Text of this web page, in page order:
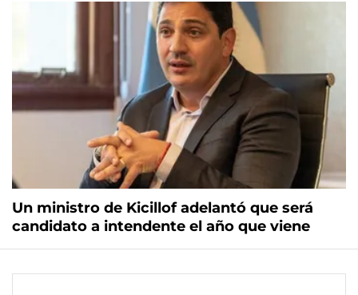
Un ministro de Kicillof adelantó que será
candidato a intendente el año que viene